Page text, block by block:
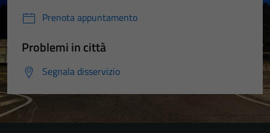
Prenota appuntamento
Problemi in città
Segnala disservizio